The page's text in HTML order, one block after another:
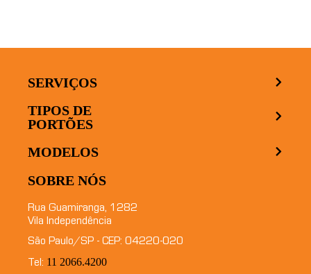
SERVIÇOS
TIPOS DE
PORTÕES
MODELOS
SOBRE NÓS
Rua Guamiranga, 1282
Vila Independência
São Paulo/SP - CEP: 04220-020
Tel: 11 2066.4200